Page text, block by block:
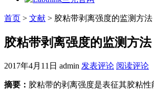
首页 > 文献 > 胶粘带剥离强度的监测方法
胶粘带剥离强度的监测方法
2017年4月11日 admin 发表评论 阅读评论
摘要： 胶粘带的剥离强度是表征其胶粘